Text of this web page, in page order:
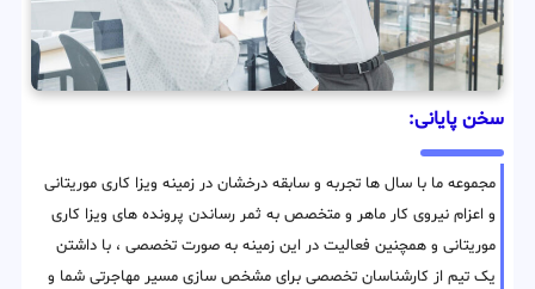
سخن پایانی:
مجموعه ما با سال ها تجربه و سابقه درخشان در زمینه ویزا کاری موریتانی
و اعزام نیروی کار ماهر و متخصص به ثمر رساندن پرونده های ویزا کاری
موریتانی و همچنین فعالیت در این زمینه به صورت تخصصی ، با داشتن
یک تیم از کارشناسان تخصصی برای مشخص سازی مسیر مهاجرتی شما و